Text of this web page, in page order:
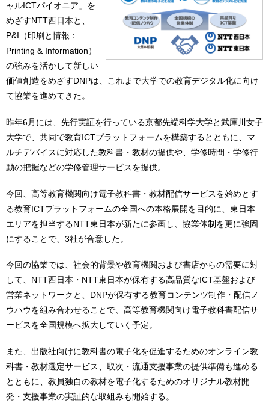
ャルICTパイオニア」を
めざすNTT西日本と、
P&I（印刷と情報：
Printing & Information）
の強みを活かして新しい
価値創造をめざすDNPは、これまで大学での教育デジタル化に向け
て協業を進めてきた。
昨年6月には、先行実証を行っている京都先端科学大学と武庫川女子
大学で、共同で教育ICTプラットフォームを構築するとともに、マ
ルチデバイスに対応した教科書・教材の提供や、学修時間・学修行
動の把握などの学修管理サービスを提供。
今回、高等教育機関向け電子教科書・教材配信サービスを始めとす
る教育ICTプラットフォームの全国への本格展開を目的に、東日本
エリアを担当するNTT東日本が新たに参画し、協業体制を更に強固
にすることで、3社が合意した。
今回の協業では、社会的背景や教育機関および書店からの需要に対
して、NTT西日本・NTT東日本が保有する高品質なICT基盤および
営業ネットワークと、DNPが保有する教育コンテンツ制作・配信ノ
ウハウを組み合わせることで、高等教育機関向け電子教科書配信サ
ービスを全国規模へ拡大していく予定。
また、出版社向けに教科書の電子化を促進するためのオンライン教
科書・教材選定サービス、取次・流通支援事業の提供準備も進める
とともに、教員独自の教材を電子化するためのオリジナル教材開
発・支援事業の実証的な取組みも開始する。